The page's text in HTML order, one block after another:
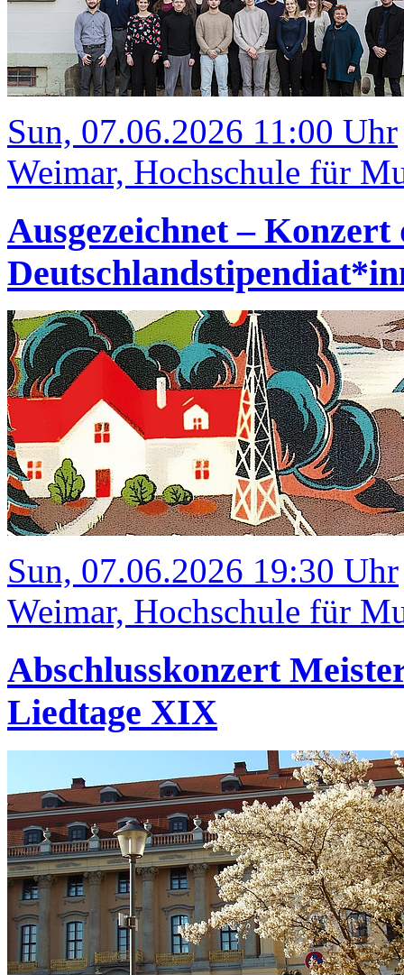
Sun, 07.06.2026 11:00 Uhr
Weimar, Hochschule für
Ausgezeichnet – Konzert
Sun, 07.06.2026 19:30 Uhr
Weimar, Hochschule für
Abschlusskonzert
Liedtage XIX